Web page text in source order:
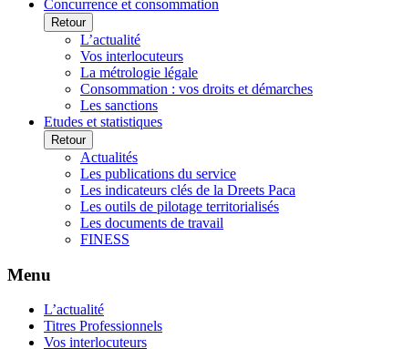
Concurrence et consommation
Retour
L’actualité
Vos interlocuteurs
La métrologie légale
Consommation : vos droits et démarches
Les sanctions
Etudes et statistiques
Retour
Actualités
Les publications du service
Les indicateurs clés de la Dreets Paca
Les outils de pilotage territorialisés
Les documents de travail
FINESS
Menu
L’actualité
Titres Professionnels
Vos interlocuteurs